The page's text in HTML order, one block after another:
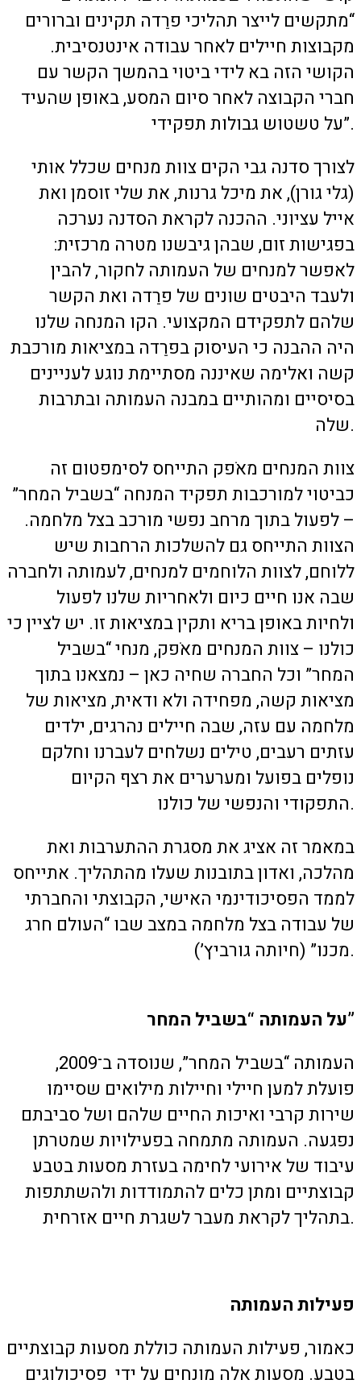
“מתקשים לייצר תהליכי פרֵדה תקינים וברורים
מקבוצות חיילים לאחר עבודה אינטנסיבית.
הקושי הזה בא לידי ביטוי בהמשך הקשר עם
חברי הקבוצה לאחר סיום המסע, באופן שהעיד
על טשטוש גבולות תפקידי”.
לצורך סדנה גבי הקים צוות מנחים שכלל אותי
(גלי גורן), את מיכל גרנות, את שלי זוסמן ואת
אייל עציוני. ההכנה לקראת הסדנה נערכה
בפגישות זום, שבהן גיבשנו מטרה מרכזית:
לאפשר למנחים של העמותה לחקור, להבין
ולעבד היבטים שונים של פרֵדה ואת הקשר
שלהם לתפקידם המקצועי. הקו המנחה שלנו
היה ההבנה כי העיסוק בפרֵדה במציאות מורכבת
קשה ואלימה שאיננה מסתיימת נוגע לעניינים
בסיסיים ומהותיים במבנה העמותה ובתרבות
שלה.
צוות המנחים מאֹפק התייחס לסימפטום זה
כביטוי למורכבות תפקיד המנחה “בשביל המחר”
– לפעול בתוך מרחב נפשי מורכב בצל מלחמה.
הצוות התייחס גם להשלכות הרחבות שיש
ללוחם, לצוות הלוחמים למנחים, לעמותה ולחברה
שבה אנו חיים כיום ולאחריות שלנו לפעול
ולחיות באופן בריא ותקין במציאות זו. יש לציין כי
כולנו – צוות המנחים מאֹפק, מנחי “בשביל
המחר” וכל החברה שחיה כאן – נמצאנו בתוך
מציאות קשה, מפחידה ולא ודאית, מציאות של
מלחמה עם עזה, שבה חיילים נהרגים, ילדים
עזתים רעבים, טילים נשלחים לעברנו וחלקם
נופלים בפועל ומערערים את רצף הקיום
התפקודי והנפשי של כולנו.
במאמר זה אציג את מסגרת ההתערבות ואת
מהלכה, ואדון בתובנות שעלו מהתהליך. אתייחס
לממד הפסיכודינמי האישי, הקבוצתי והחברתי
של עבודה בצל מלחמה במצב שבו “העולם חרג
מכנו” (חיותה גורביץ’).
על העמותה “בשביל המחר”
העמותה “בשביל המחר”, שנוסדה ב־2009,
פועלת למען חיילי וחיילות מילואים שסיימו
שירות קרבי ואיכות החיים שלהם ושל סביבתם
נפגעה. העמותה מתמחה בפעילויות שמטרתן
עיבוד של אירועי לחימה בעזרת מסעות בטבע
קבוצתיים ומתן כלים להתמודדות ולהשתתפות
בתהליך לקראת מעבר לשגרת חיים אזרחית.
פעילות העמותה
כאמור, פעילות העמותה כוללת מסעות קבוצתיים
בטבע. מסעות אלה מונחים על ידי פסיכולוגים